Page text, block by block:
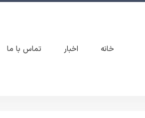
خانه اخبار تماس با ما